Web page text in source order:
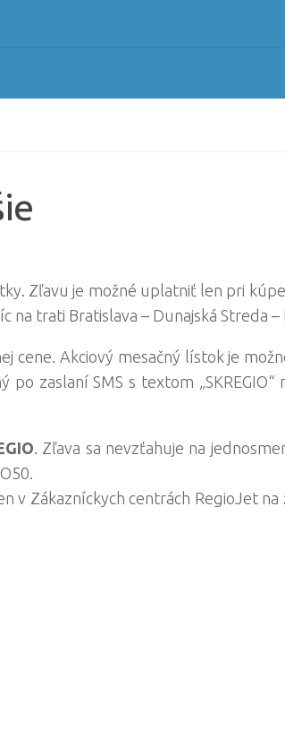
Zľavu je možné uplatniť len pri
na trati Bratislava – Dunajská Streda –
cene. Akciový mesačný lístok je
zaslaní SMS s textom „SKREGIO“
. Zľava sa nevzťahuje na
v Zákazníckych centrách RegioJet na